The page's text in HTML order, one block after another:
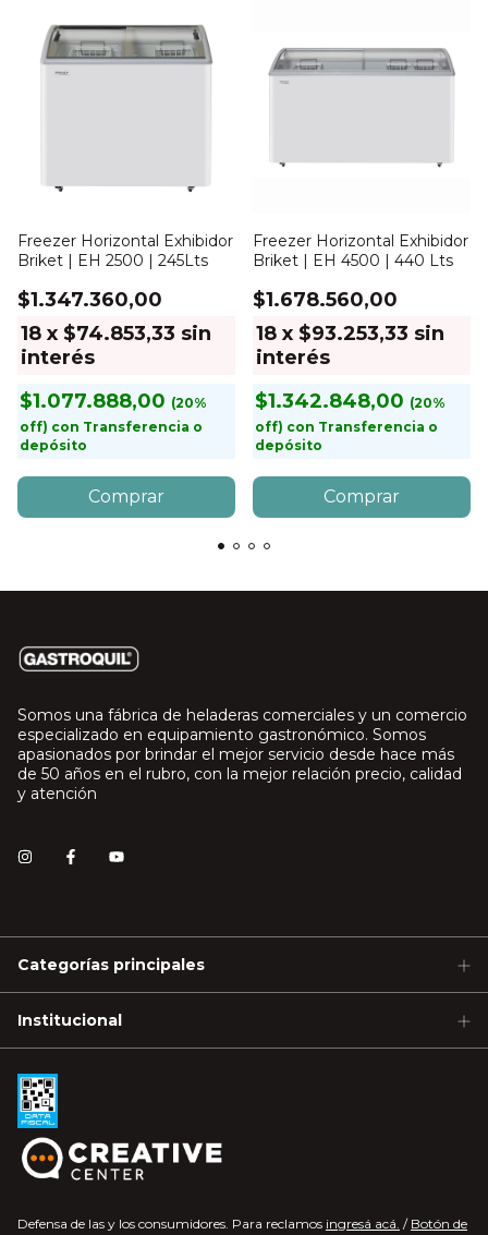
Freezer Horizontal Exhibidor
Briket | EH 2500 | 245Lts
$1.347.360,00
18 x $74.853,33 sin
interés
$1.077.888,00
con Transferencia o
depósito
Freezer Horizontal Exhibidor
Briket | EH 4500 | 440 Lts
$1.678.560,00
18 x $93.253,33 sin
interés
$1.342.848,00
con Transferencia o
depósito
Somos una fábrica de heladeras comerciales y un comercio
especializado en equipamiento gastronómico. Somos
apasionados por brindar el mejor servicio desde hace más
de 50 años en el rubro, con la mejor relación precio, calidad
y atención
Categorías principales
Institucional
Defensa de las y los consumidores. Para reclamos ingresá acá. / Botón de